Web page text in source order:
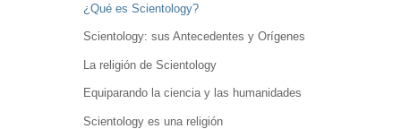
¿Qué es Scientology?
Scientology: sus Antecedentes y Orígenes
La religión de Scientology
Equiparando la ciencia y las humanidades
Scientology es una religión